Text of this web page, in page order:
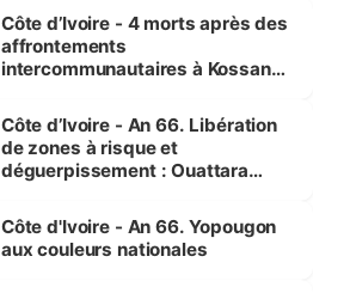
générations futures »
Côte d’Ivoire - 4 morts après des
affrontements
intercommunautaires à Kossandji
milieu des sinistrés
Côte d’Ivoire - An 66. Libération
de zones à risque et
déguerpissement : Ouattara
l'Etat de droit pour préserver les
vies humaines »
Côte d'Ivoire - An 66. Yopougon
aux couleurs nationales